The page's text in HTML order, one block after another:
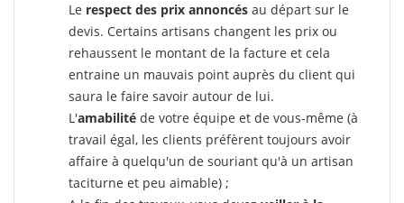
Le respect des prix annoncés au départ sur le
devis. Certains artisans changent les prix ou
rehaussent le montant de la facture et cela
entraine un mauvais point auprès du client qui
saura le faire savoir autour de lui.
L'amabilité de votre équipe et de vous-même (à
travail égal, les clients préfèrent toujours avoir
affaire à quelqu'un de souriant qu'à un artisan
taciturne et peu aimable) ;